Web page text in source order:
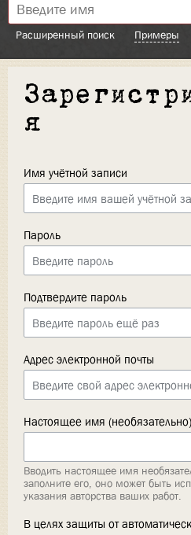
Расширенный поиск Примеры
я
Имя учётной записи
Пароль
Подтвердите пароль
Адрес электронной почты
Настоящее имя (необязательно)
Вводить настоящее имя
заполните его, оно может быть
указания авторства ваших работ.
В целях защиты от